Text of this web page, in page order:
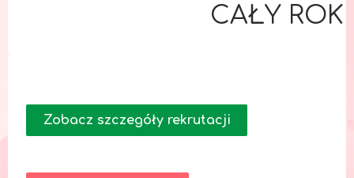
CAŁY ROK
Zobacz szczegóły rekrutacji